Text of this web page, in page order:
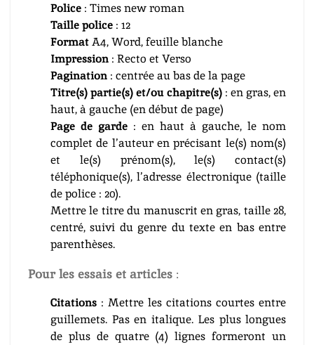
Police : Times new roman
Taille police : 12
FormatA4, Word, feuille blanche
Impression : Recto et Verso
Pagination : centrée au bas de la page
Titre(s) partie(s) et/ou chapitre(s) : en gras, en
haut, à gauche (en début de page)
Page de garde : en haut à gauche, le nom
complet de l’auteur en précisant le(s) nom(s)
et le(s) prénom(s), le(s) contact(s)
téléphonique(s), l’adresse électronique (taille
de police : 20).
Mettre le titre du manuscrit en gras, taille 28,
centré, suivi du genre du texte en bas entre
parenthèses.
Pour les essais et articles :
Citations : Mettre les citations courtes entre
guillemets. Pas en italique. Les plus longues
de plus de quatre (4) lignes formeront un